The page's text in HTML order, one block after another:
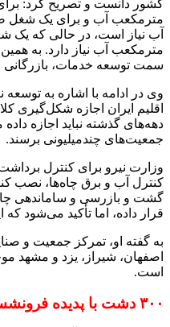
مترمکعب آب نیاز دارد. به
سمت توسعه خدمات، بازرگانی
وی در ادامه با اشاره به
اقلیم ایران اجازه شکل‌گیری
دهه‌های گذشته نباید اجازه
جمعیت‌های چندمیلیونی برسند.
وزارت نیرو برای کنترل
کنترل آب و برق چاه‌ها، نصب
گشت و بازرسی و ساماندهی
قرار داده، اما تأکید می‌شود
به گفته او، تمرکز جمعیت و
اصفهان، شیراز، یزد و مشهد
است.
۳۰۰ دشت با پدیده فرونشست مواجهند